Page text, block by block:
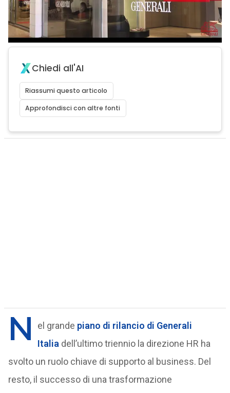
Chiedi all'AI
Riassumi questo articolo
Approfondisci con altre fonti
N el grande piano di rilancio di Generali
Italia dell’ultimo triennio la direzione HR ha
svolto un ruolo chiave di supporto al business. Del
resto, il successo di una trasformazione